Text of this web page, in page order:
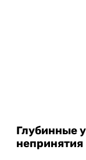
Глубинные
непринятия